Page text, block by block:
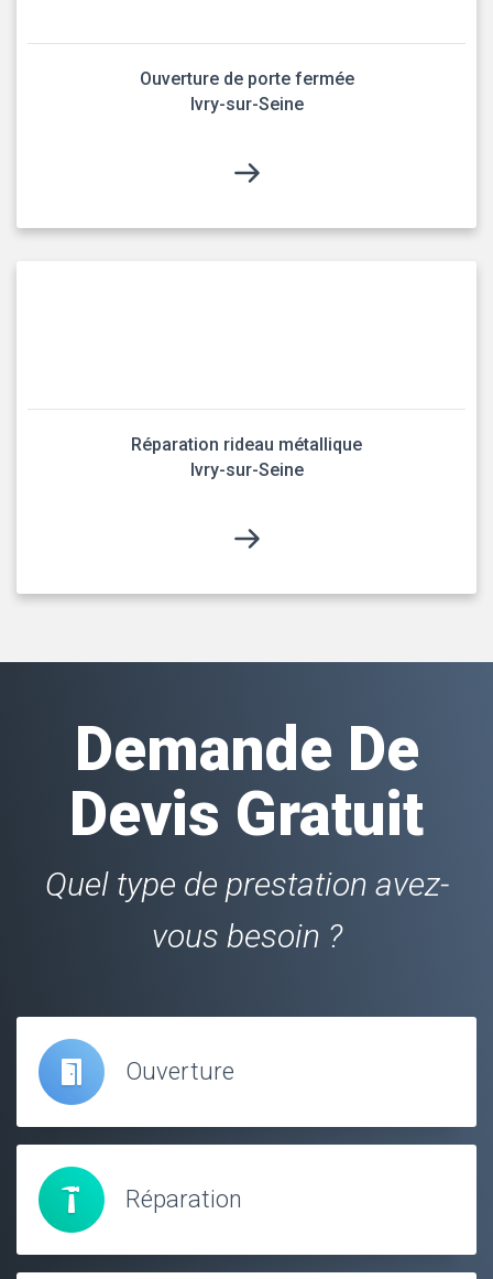
Ouverture de porte fermée
Ivry-sur-Seine
Réparation rideau métallique
Ivry-sur-Seine
Demande De
Devis Gratuit
Quel type de prestation avez-
vous besoin ?
Ouverture
Réparation